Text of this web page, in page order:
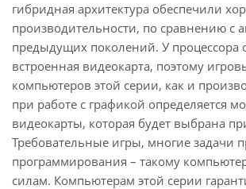
гибридная архитектура обеспечили
производительности, по сравнению с
предыдущих поколений. У процессора
встроенная видеокарта, поэтому
компьютеров этой серии, как и
при работе с графикой определяется
видеокарты, которая будет выбрана
Требовательные игры, многие задачи
программирования – такому
силам. Компьютерам этой серии